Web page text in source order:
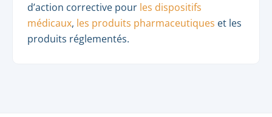
d’action corrective pour les dispositifs
médicaux, les produits pharmaceutiques et les
produits réglementés.